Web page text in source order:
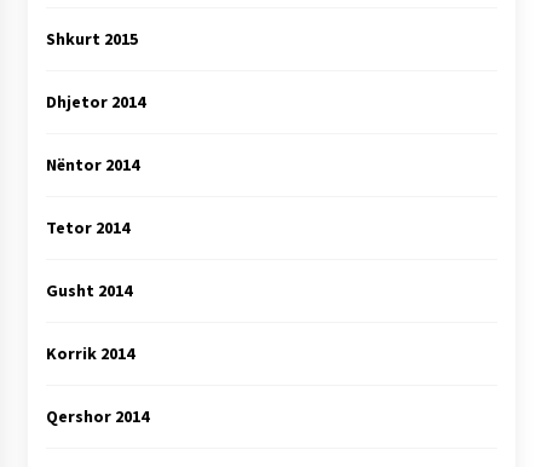
Shkurt 2015
Dhjetor 2014
Nëntor 2014
Tetor 2014
Gusht 2014
Korrik 2014
Qershor 2014